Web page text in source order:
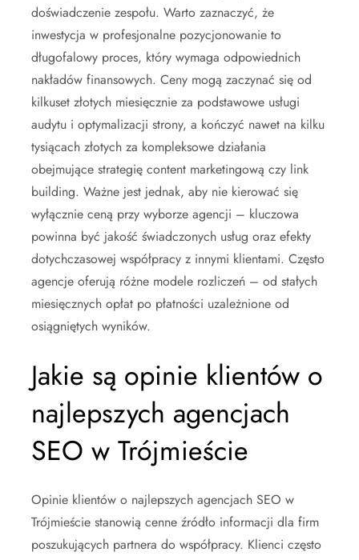
doświadczenie zespołu. Warto zaznaczyć, że
inwestycja w profesjonalne pozycjonowanie to
długofalowy proces, który wymaga odpowiednich
nakładów finansowych. Ceny mogą zaczynać się od
kilkuset złotych miesięcznie za podstawowe usługi
audytu i optymalizacji strony, a kończyć nawet na kilku
tysiącach złotych za kompleksowe działania
obejmujące strategię content marketingową czy link
building. Ważne jest jednak, aby nie kierować się
wyłącznie ceną przy wyborze agencji – kluczowa
powinna być jakość świadczonych usług oraz efekty
dotychczasowej współpracy z innymi klientami. Często
agencje oferują różne modele rozliczeń – od stałych
miesięcznych opłat po płatności uzależnione od
osiągniętych wyników.
Jakie są opinie klientów o
najlepszych agencjach
SEO w Trójmieście
Opinie klientów o najlepszych agencjach SEO w
Trójmieście stanowią cenne źródło informacji dla firm
poszukujących partnera do współpracy. Klienci często